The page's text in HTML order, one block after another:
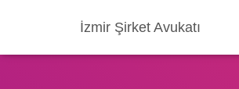
İzmir Şirket Avukatı